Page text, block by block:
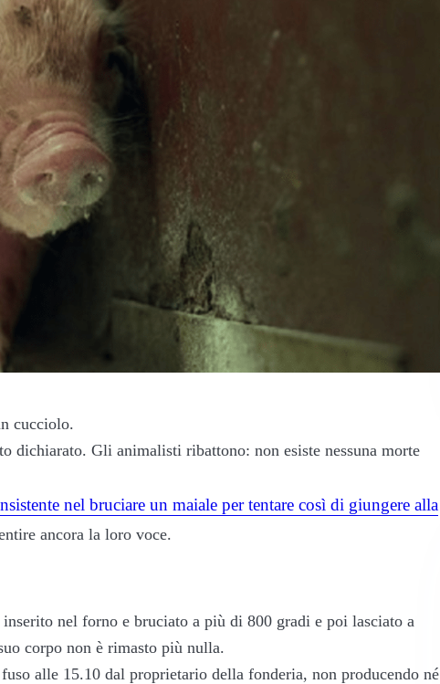
cucciolo.
dichiarato. Gli animalisti ribattono: non esiste nessuna morte
nel bruciare un maiale per tentare così di giungere alla
ancora la loro voce.
nel forno e bruciato a più di 800 gradi e poi lasciato a
corpo non è rimasto più nulla.
alle 15.10 dal proprietario della fonderia, non producendo né